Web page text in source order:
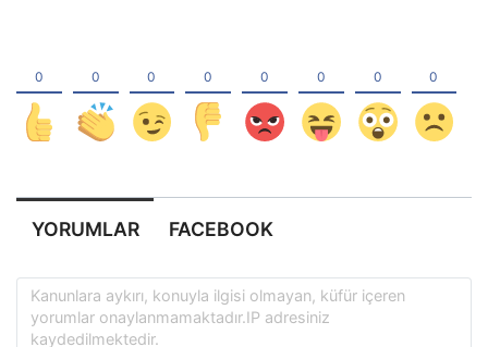
YORUMLAR FACEBOOK